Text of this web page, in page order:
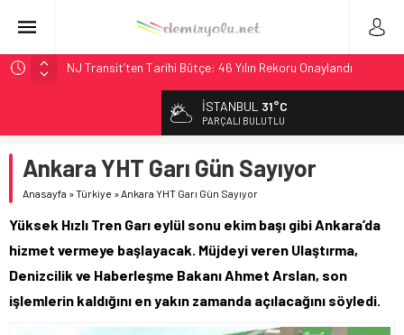
NJ Transit’ten Tarihi Bütçe: 46 Yılın Rekoru Onaylandı
Rocky Mountain, Güneş Enerjili Tesisten İlk Rayı Sevk Etti
AAR, MIT ve Berkeley Dahil 4 Üniversiteyle Araştırma
Konsorsiyumu Başlattı
Long Beach Limanı’na 58 Milyon Dolarlık Yeşil Yatırım Ödülü
Chicago’da Metra Polisi BVLOS Drone’larla Müdahale
İSTANBUL 31°C
PARÇALI BULUTLU
Ankara YHT Garı Gün Sayıyor
Anasayfa »Türkiye »Ankara YHT Garı Gün Sayıyor
Yüksek Hızlı Tren Garı eylül sonu ekim başı gibi Ankara’da
hizmet vermeye başlayacak. Müjdeyi veren Ulaştırma,
Denizcilik ve Haberleşme Bakanı Ahmet Arslan, son
işlemlerin kaldığını en yakın zamanda açılacağını söyledi.